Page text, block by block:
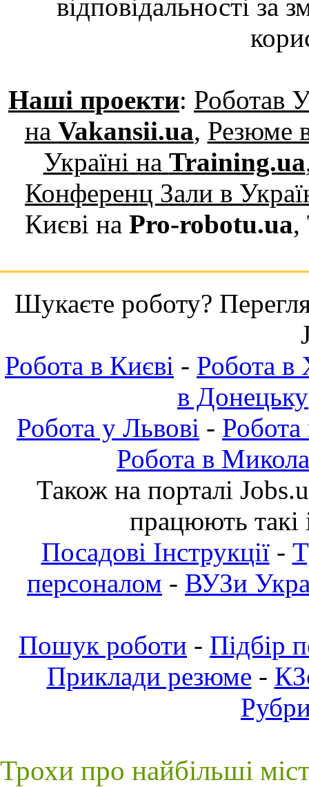
відповідальності за
Наші проекти: Роботав
на Vakansii.ua, Резюме
Україні на Training.ua
Конференц Зали в
Києві на Pro-robotu.ua,
Шукаєте роботу?
Робота в Києві - Робота в
в Донецьку
Робота у Львові - Робота
Робота в
Також на порталі
працюють такі
Посадові Інструкції-
персоналом - ВУЗи
Пошук роботи - Підбір
Приклади резюме -
Трохи про найбільші